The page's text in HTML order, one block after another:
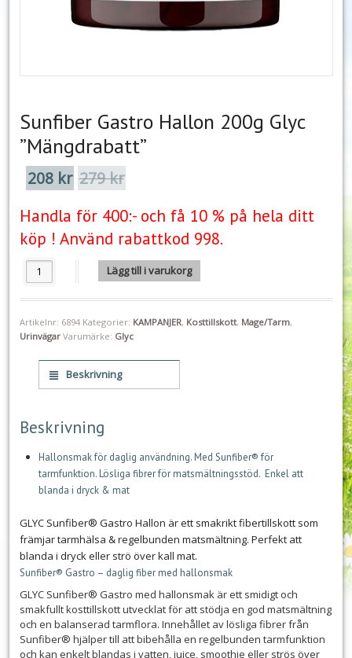
Sunfiber Gastro Hallon 200g Glyc
”Mängdrabatt”
279krDet
ursprungliga
priset
var:
279 kr.
208 kr
Det
nuvarande
priset
är:
208 kr.
Handla för 400:- och få 10 % på hela ditt
köp ! Använd rabattkod 998.
Sunfiber Gastro Hallon 200g Glyc "Mängdrabatt" mängd
Lägg till i varukorg
Artikelnr: 6894 Kategorier: KAMPANJER, Kosttillskott, Mage/Tarm,
Urinvägar Varumärke: Glyc
Beskrivning
Beskrivning
Hallonsmak för daglig användning. Med Sunfiber® för
tarmfunktion. Lösliga fibrer för matsmältningsstöd. Enkel att
blanda i dryck & mat
GLYC Sunfiber® Gastro Hallon är ett smakrikt fibertillskott som
främjar tarmhälsa & regelbunden matsmältning. Perfekt att
blanda i dryck eller strö över kall mat.
Sunfiber® Gastro – daglig fiber med hallonsmak
GLYC Sunfiber® Gastro med hallonsmak är ett smidigt och
smakfullt kosttillskott utvecklat för att stödja en god matsmältning
och en balanserad tarmflora. Innehållet av lösliga fibrer från
Sunfiber® hjälper till att bibehålla en regelbunden tarmfunktion
och kan enkelt blandas i vatten, juice, smoothie eller strös över